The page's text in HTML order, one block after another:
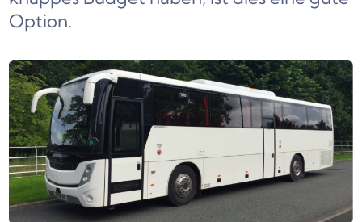
Option.